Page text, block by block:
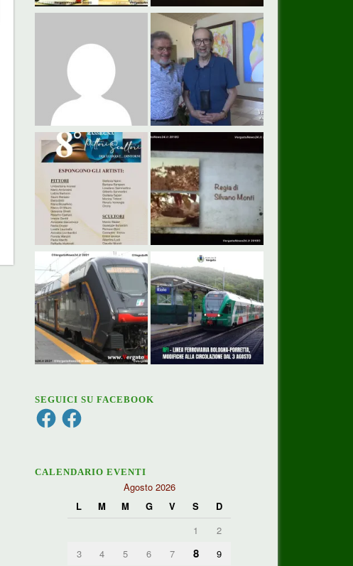
SEGUICI SU FACEBOOK
FacebookFacebook
CALENDARIO EVENTI
Agosto 2026
L
M M G V S
D
1
2
3
4 5 6 7 8
9